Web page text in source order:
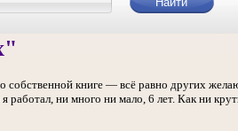
книге — всё равно других
ни много ни мало, 6 лет. Как ни